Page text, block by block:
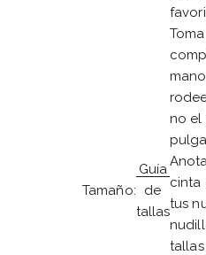
Tamaño:
Guía
de
tallas
no el
cinta
tus